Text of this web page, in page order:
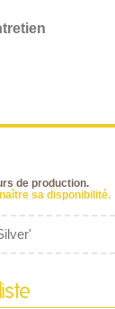
de production.
sa disponibilité.